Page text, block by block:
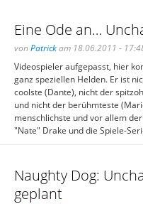
Eine Ode an…
von Patrickam 18.06.2011 -
Videospieler aufgepasst, hier
ganz speziellen Helden. Er ist
coolste (Dante), nicht der
und nicht der berühmteste
menschlichste und vor allem
"Nate" Drake und die Spiele-
Naughty Dog:
geplant